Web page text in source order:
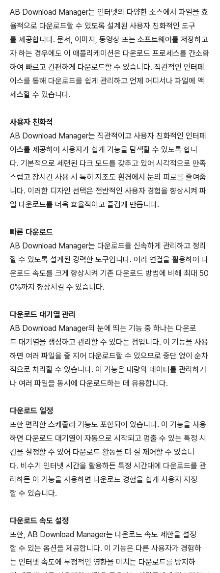
AB Download Manager는 인터넷의 다양한 소스에서 파일을 효
율적으로 다운로드할 수 있도록 설계된 사용자 친화적인 도구
를 제공합니다. 문서, 이미지, 동영상 또는 소프트웨어를 저장하고
자 하는 경우에도 이 애플리케이션은 다운로드 프로세스를 간소화
하여 빠르고 간편하게 다운로드할 수 있습니다. 직관적인 인터페
이스를 통해 다운로드를 쉽게 관리하고 언제 어디서나 파일에 액
세스할 수 있습니다.
사용자 친화적
AB Download Manager는 직관적이고 사용자 친화적인 인터페
이스를 제공하여 사용자가 쉽게 기능을 탐색할 수 있도록 합니
다. 기본적으로 세련된 다크 모드를 갖추고 있어 시각적으로 만족
스럽고 장시간 사용 시 특히 저조도 환경에서 눈의 피로를 줄여줍
니다. 이러한 디자인 선택은 전반적인 사용자 경험을 향상시켜 파
일 다운로드를 더욱 효율적이고 즐겁게 만듭니다.
빠른 다운로드
AB Download Manager는 다운로드를 신속하게 관리하고 정리
할 수 있도록 설계된 강력한 도구입니다. 여러 연결을 활용하여 다
운로드 속도를 크게 향상시켜 기존 다운로드 방법에 비해 최대 50
0%까지 향상시킬 수 있습니다.
다운로드 대기열 관리
AB Download Manager의 눈에 띄는 기능 중 하나는 다운로
드 대기열을 생성하고 관리할 수 있다는 점입니다. 이 기능을 사용
하면 여러 파일을 줄 지어 다운로드할 수 있으므로 중단 없이 순차
적으로 처리할 수 있습니다. 이 기능은 대량의 데이터를 관리하거
나 여러 파일을 동시에 다운로드하는 데 유용합니다.
다운로드 일정
또한 편리한 스케줄러 기능도 포함되어 있습니다. 이 기능을 사용
하면 다운로드 대기열이 자동으로 시작되고 멈출 수 있는 특정 시
간을 설정할 수 있어 다운로드 활동을 더 잘 제어할 수 있습니
다. 비수기 인터넷 시간을 활용하든 특정 시간대에 다운로드를 관
리하든 이 기능을 사용하면 다운로드 경험을 쉽게 사용자 지정
할 수 있습니다.
다운로드 속도 설정
또한, AB Download Manager는 다운로드 속도 제한을 설정
할 수 있는 옵션을 제공합니다. 이 기능은 다른 사용자가 경험하
는 인터넷 속도에 부정적인 영향을 미치는 다운로드를 방지하